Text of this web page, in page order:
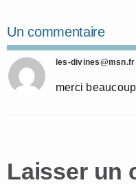
Un commentaire
les-divines@msn.fr
merci beaucoup
Laisser un